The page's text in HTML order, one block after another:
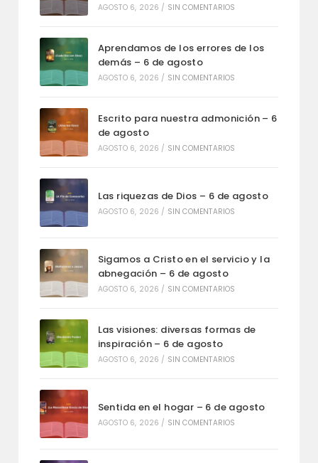
AGOSTO 6, 2026 / SIN COMENTARIOS
Aprendamos de los errores de los
demás – 6 de agosto
AGOSTO 6, 2026 / SIN COMENTARIOS
Escrito para nuestra admonición – 6
de agosto
AGOSTO 6, 2026 / SIN COMENTARIOS
Las riquezas de Dios – 6 de agosto
AGOSTO 6, 2026 / SIN COMENTARIOS
Sigamos a Cristo en el servicio y la
abnegación – 6 de agosto
AGOSTO 6, 2026 / SIN COMENTARIOS
Las visiones: diversas formas de
inspiración – 6 de agosto
AGOSTO 6, 2026 / SIN COMENTARIOS
Sentida en el hogar – 6 de agosto
AGOSTO 6, 2026 / SIN COMENTARIOS